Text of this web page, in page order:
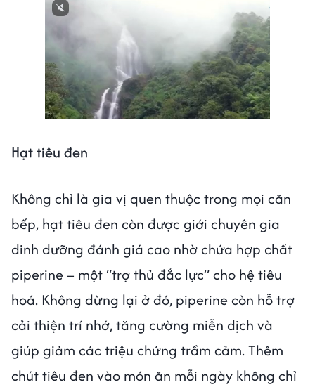
Hạt tiêu đen
Không chỉ là gia vị quen thuộc trong mọi căn
bếp, hạt tiêu đen còn được giới chuyên gia
dinh dưỡng đánh giá cao nhờ chứa hợp chất
piperine – một “trợ thủ đắc lực” cho hệ tiêu
hoá. Không dừng lại ở đó, piperine còn hỗ trợ
cải thiện trí nhớ, tăng cường miễn dịch và
giúp giảm các triệu chứng trầm cảm. Thêm
chút tiêu đen vào món ăn mỗi ngày không chỉ